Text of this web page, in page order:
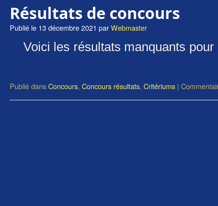
Résultats de concours
Publié le 13 décembre 2021 parWebmaster
Voici les résultats manquants
Publié dansConcours, Concours résultats, Critériums |